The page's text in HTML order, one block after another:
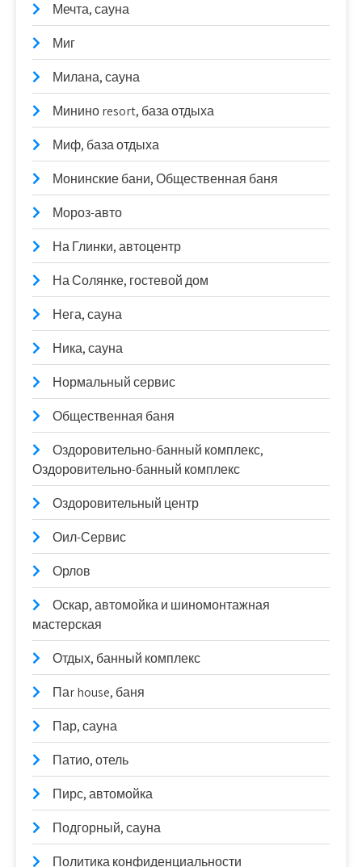
Мечта, сауна
Миг
Милана, сауна
Минино resort, база отдыха
Миф, база отдыха
Монинские бани, Общественная баня
Мороз-авто
На Глинки, автоцентр
На Солянке, гостевой дом
Нега, сауна
Ника, сауна
Нормальный сервис
Общественная баня
Оздоровительно-банный комплекс,
Оздоровительно-банный комплекс
Оздоровительный центр
Оил-Сервис
Орлов
Оскар, автомойка и шиномонтажная
мастерская
Отдых, банный комплекс
Паr house, баня
Пар, сауна
Патио, отель
Пирс, автомойка
Подгорный, сауна
Политика конфиденциальности